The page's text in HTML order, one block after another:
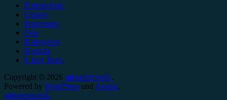
Datenschutz
Genres
Impressum
Jobs
Kategorien
Kontakt
Unser Team
Copyright © 2026 minutenmusik..
Powered by WordPress und Arouse.
minutenmusik.